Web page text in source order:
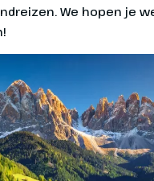
We hopen je